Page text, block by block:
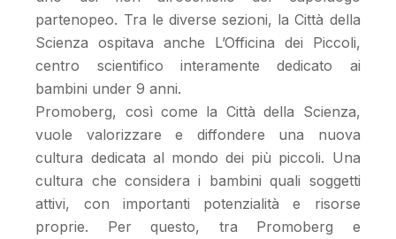
partenopeo. Tra le diverse sezioni, la Città della
Scienza ospitava anche L’Officina dei Piccoli,
centro scientifico interamente dedicato ai
bambini under 9 anni.
Promoberg, così come la Città della Scienza,
vuole valorizzare e diffondere una nuova
cultura dedicata al mondo dei più piccoli. Una
cultura che considera i bambini quali soggetti
attivi, con importanti potenzialità e risorse
proprie. Per questo, tra Promoberg e